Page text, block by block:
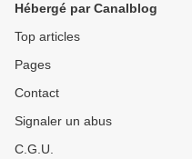
Hébergé par Canalblog
Top articles
Pages
Contact
Signaler un abus
C.G.U.